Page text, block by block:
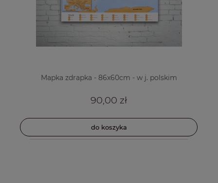
Mapka zdrapka - 86x60cm - w j. polskim
90,00 zł
do koszyka